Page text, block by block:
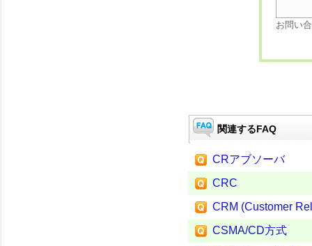
お問い
関連するFAQ
CRアブソーバ
CRC
CRM (Customer
CSMA/CD方式